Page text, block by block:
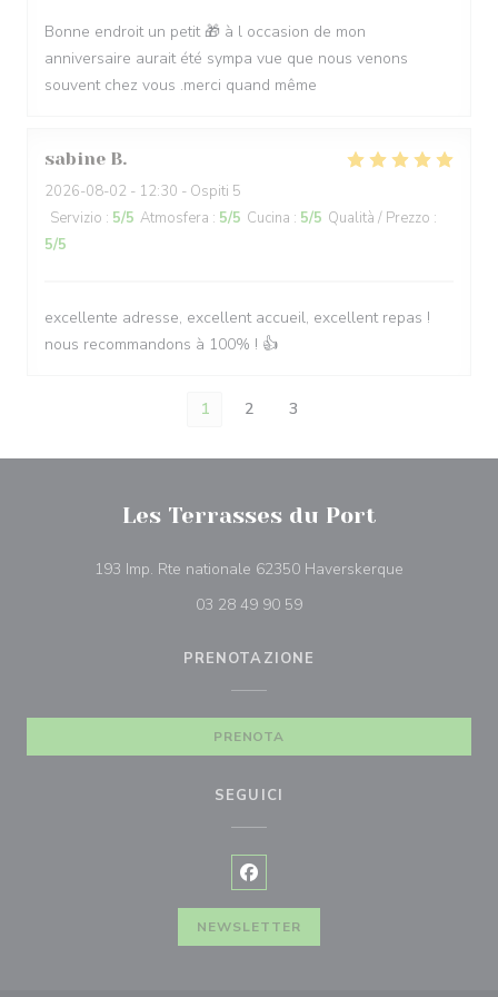
Bonne endroit un petit 🎁 à l occasion de mon
anniversaire aurait été sympa vue que nous venons
souvent chez vous .merci quand même
sabine B
2026-08-02 - 12:30 - Ospiti 5
Servizio : 5/5 Atmosfera : 5/5 Cucina : 5/5 Qualità / Prezzo :
5/5
excellente adresse, excellent accueil, excellent repas !
nous recommandons à 100% ! 👍
1 2 3
Les Terrasses du Port
193 Imp. Rte nationale 62350 Haverskerque
03 28 49 90 59
PRENOTAZIONE
PRENOTA
SEGUICI
Facebook ((apre una nuova
NEWSLETTER